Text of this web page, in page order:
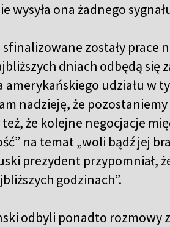
wysyła ona żadnego
sfinalizowane zostały prace
dniach odbędą się
udziału w
nadzieję, że
że kolejne negocjacje
na temat „woli bądź jej
prezydent przypomniał,
godzinach”.
odbyli ponadto